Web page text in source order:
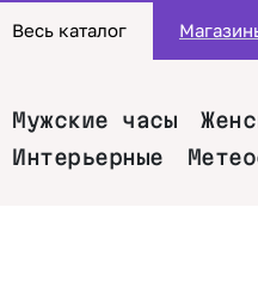
Весь каталог
Мужские часы
Интерьерные